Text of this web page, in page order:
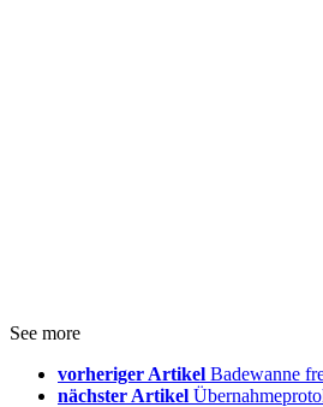
See more
vorheriger Artikel Badewanne
nächster Artikel